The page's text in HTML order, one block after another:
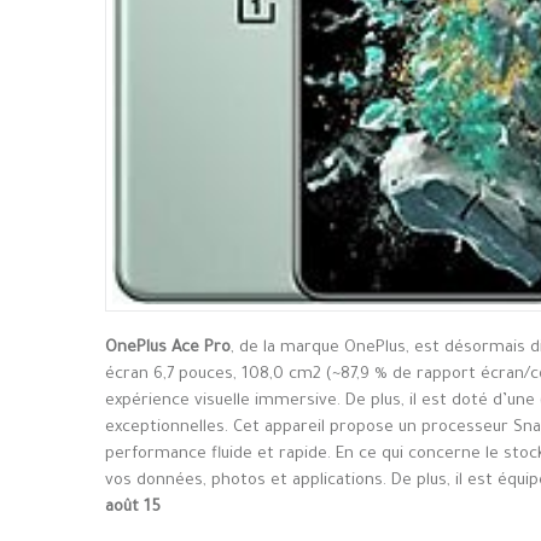
OnePlus Ace Pro, de la marque OnePlus, est désormais
écran 6,7 pouces, 108,0 cm2 (~87,9 % de rapport
expérience visuelle immersive. De plus, il est doté
exceptionnelles. Cet appareil propose un processeur
performance fluide et rapide. En ce qui concerne le
vos données, photos et applications. De plus, il est
août 15